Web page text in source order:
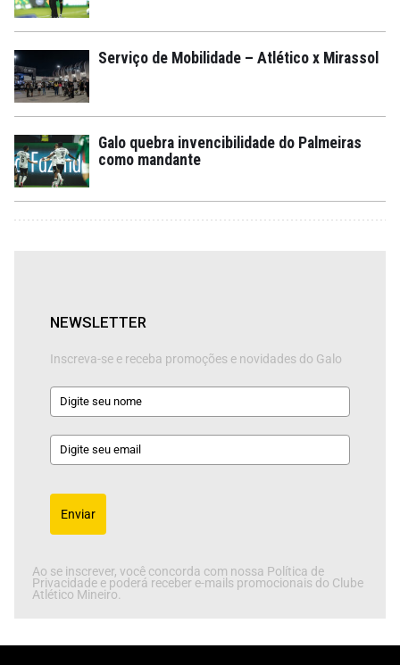
Serviço de Mobilidade – Atlético x Mirassol
Galo quebra invencibilidade do Palmeiras
como mandante
NEWSLETTER
Inscreva-se e receba promoções e novidades do Galo
Enviar
Ao se inscrever, você concorda com nossa Política de
Privacidade e poderá receber e-mails promocionais do Clube
Atlético Mineiro.